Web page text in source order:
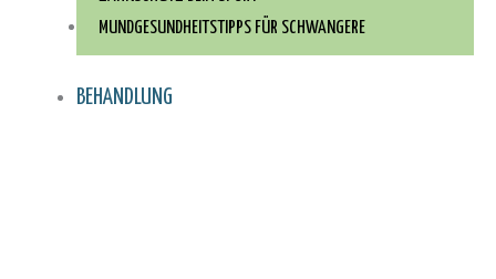
MUNDGESUNDHEITSTIPPS FÜR SCHWANGERE
BEHANDLUNG